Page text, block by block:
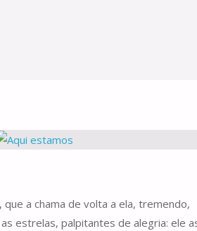
que a chama de volta a ela, tremendo,
estrelas, palpitantes de alegria: ele